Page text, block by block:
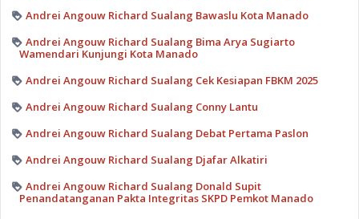
Andrei Angouw Richard Sualang Bawaslu Kota Manado
Andrei Angouw Richard Sualang Bima Arya Sugiarto
Wamendari Kunjungi Kota Manado
Andrei Angouw Richard Sualang Cek Kesiapan FBKM 2025
Andrei Angouw Richard Sualang Conny Lantu
Andrei Angouw Richard Sualang Debat Pertama Paslon
Andrei Angouw Richard Sualang Djafar Alkatiri
Andrei Angouw Richard Sualang Donald Supit
Penandatanganan Pakta Integritas SKPD Pemkot Manado